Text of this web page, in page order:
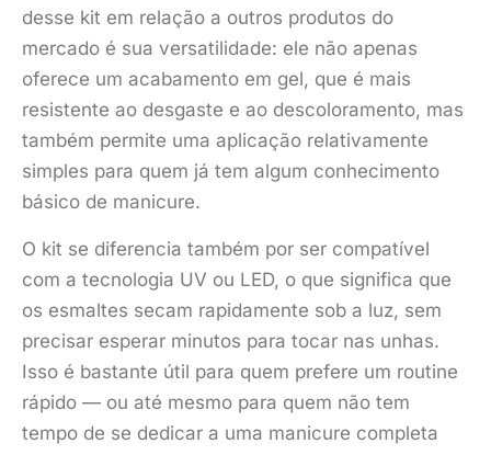
desse kit em relação a outros produtos do
mercado é sua versatilidade: ele não apenas
oferece um acabamento em gel, que é mais
resistente ao desgaste e ao descoloramento, mas
também permite uma aplicação relativamente
simples para quem já tem algum conhecimento
básico de manicure.
O kit se diferencia também por ser compatível
com a tecnologia UV ou LED, o que significa que
os esmaltes secam rapidamente sob a luz, sem
precisar esperar minutos para tocar nas unhas.
Isso é bastante útil para quem prefere um routine
rápido — ou até mesmo para quem não tem
tempo de se dedicar a uma manicure completa